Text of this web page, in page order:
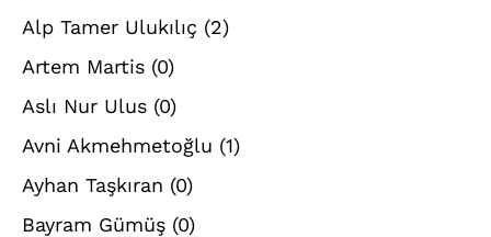
Alp Tamer Ulukılıç (2)
Artem Martis (0)
Aslı Nur Ulus (0)
Avni Akmehmetoğlu (1)
Ayhan Taşkıran (0)
Bayram Gümüş (0)